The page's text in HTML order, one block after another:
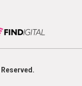
Reserved.